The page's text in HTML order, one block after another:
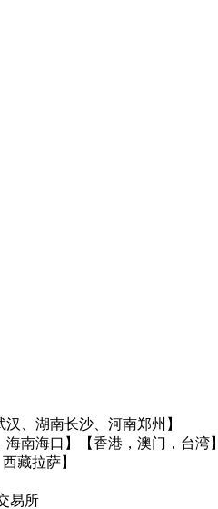
、湖南长沙、河南郑州】
南海口】
【香港，澳门，台湾】
藏拉萨】
易所